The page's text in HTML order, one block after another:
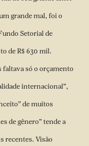
grande mal, foi o
Setorial de
de R$ 630 mil.
faltava só o orçamento
internacional”,
de muitos
de gênero” tende a
recentes. Visão